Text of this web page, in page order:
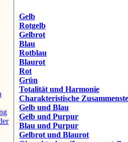
Gelb
Rotgelb
Gelbrot
Blau
Rotblau
Blaurot
Rot
Grün
Totalität und Harmonie
Charakteristische
Gelb und Blau
Gelb und Purpur
Blau und Purpur
Gelbrot und Blaurot